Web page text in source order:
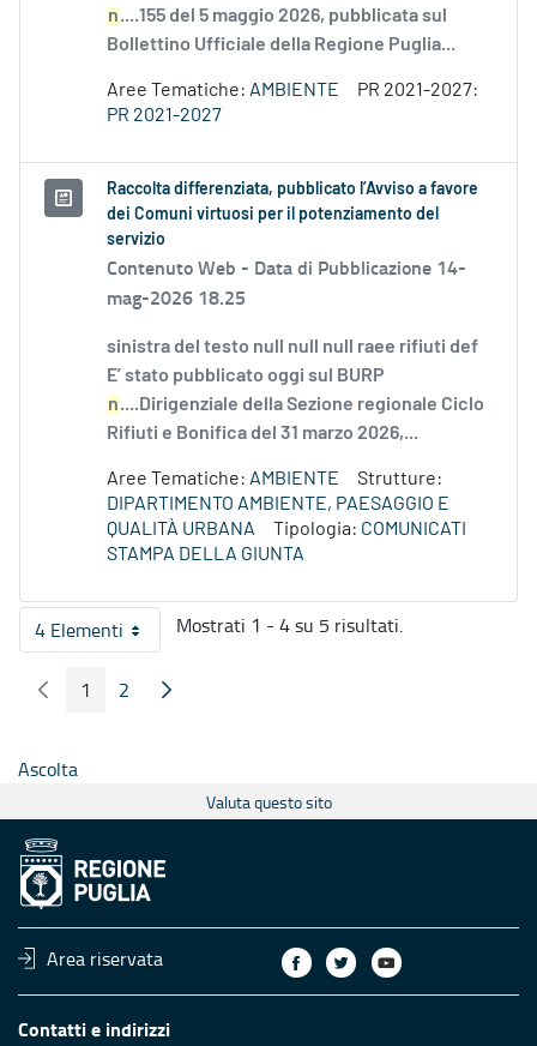
n....155 del 5 maggio 2026, pubblicata sul
Bollettino Ufficiale della Regione Puglia...
Aree Tematiche: AMBIENTE
PR 2021-2027:
PR 2021-2027
Raccolta differenziata, pubblicato l’Avviso a favore
dei Comuni virtuosi per il potenziamento del
servizio
Contenuto Web - Data di Pubblicazione 14-
mag-2026 18.25
sinistra del testo null null null raee rifiuti def
E’ stato pubblicato oggi sul BURP
n....Dirigenziale della Sezione regionale Ciclo
Rifiuti e Bonifica del 31 marzo 2026,...
Aree Tematiche: AMBIENTE
Strutture:
DIPARTIMENTO AMBIENTE, PAESAGGIO E
QUALITÀ URBANA
Tipologia: COMUNICATI
STAMPA DELLA GIUNTA
4 ElementiPer pagina
Mostrati 1 - 4 su 5 risultati.
Pagina Precedente
Pagina
1 Pagina
2 Pagina Seguente
Ascolta
Valuta questo sito
Area riservata
Contatti e indirizzi